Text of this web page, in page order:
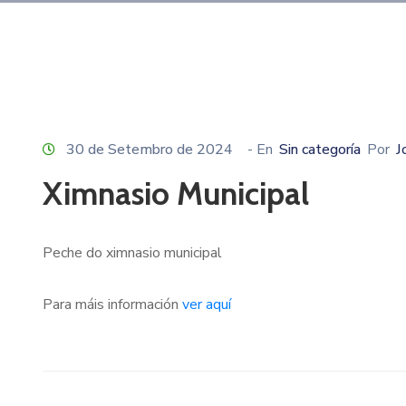
30 de Setembro de 2024 - En Sin categoría Por
Ximnasio Municipal
Peche do ximnasio municipal
Para máis información ver aquí